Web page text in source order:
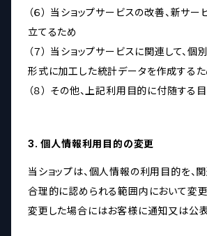
（６） 当ショップサービスの改善、新サ
立てるため
（７） 当ショップサービスに関連して、
形式に加工した統計データを作成するた
（８） その他、上記利用目的に付随する
3. 個人情報利用目的の変更
当ショップは、個人情報の利用目的を、
合理的に認められる範囲内において変更
変更した場合にはお客様に通知又は公表